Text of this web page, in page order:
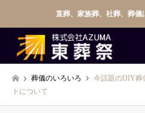
直葬、家族葬、社葬、葬
葬儀のいろいろ
今話題のDIY葬
トについて